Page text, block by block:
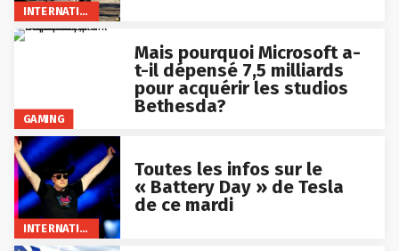
INTERNATIONAL
GAMING
Mais pourquoi Microsoft a-
t-il dépensé 7,5 milliards
pour acquérir les studios
Bethesda?
INTERNATIONAL
Toutes les infos sur le
« Battery Day » de Tesla
de ce mardi